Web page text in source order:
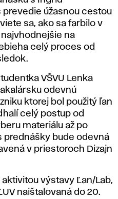
úžasnou cestou
sa, ako sa farbilo v
na
celý proces od
VŠVU Lenka
odevnú
ktorej bol použitý ľan
celý postup od
materiálu až po
prednášky bude odevná
v priestoroch Dizajn
výstavy Ľan/Lab,
naištalovaná do 20.